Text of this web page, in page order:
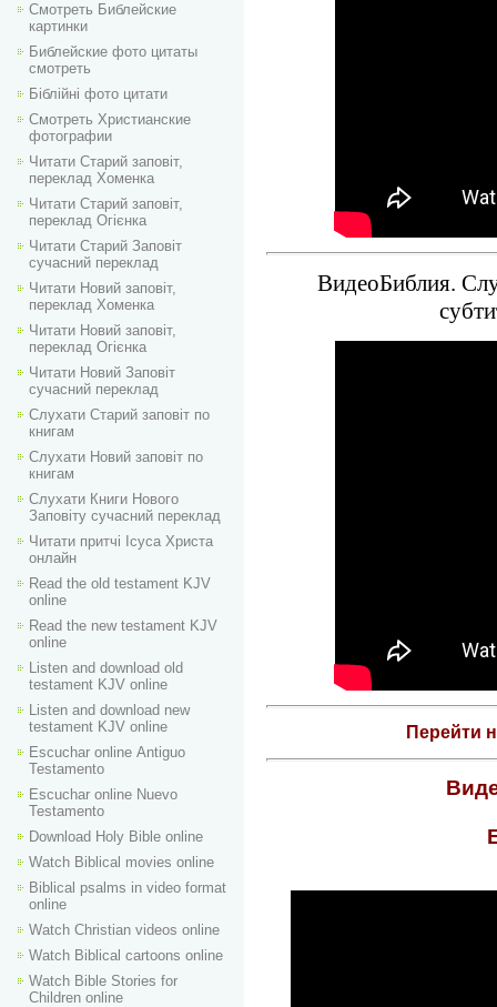
Смотреть Библейские
картинки
Библейские фото цитаты
смотреть
Біблійні фото цитати
Смотреть Христианские
фотографии
Читати Старий заповіт,
переклад Хоменка
Читати Старий заповіт,
переклад Огієнка
Читати Старий Заповіт
сучасний переклад
Читати Новий заповіт,
переклад Хоменка
Читати Новий заповіт,
переклад Огієнка
Читати Новий Заповіт
сучасний переклад
Слухати Старий заповіт по
книгам
Слухати Новий заповіт по
книгам
Слухати Книги Нового
Заповіту сучасний переклад
Читати притчі Ісуса Христа
онлайн
Read the old testament KJV
online
Read the new testament KJV
online
Listen and download old
testament KJV online
Listen and download new
testament KJV online
Escuchar online Аntiguo
Testamento
Escuchar online Nuevo
Testamento
Download Holy Bible online
Watch Biblical movies online
Biblical psalms in video format
online
Watch Christian videos online
Watch Biblical cartoons online
Watch Bible Stories for
Children online
ВидеоБиблия.
Перейти